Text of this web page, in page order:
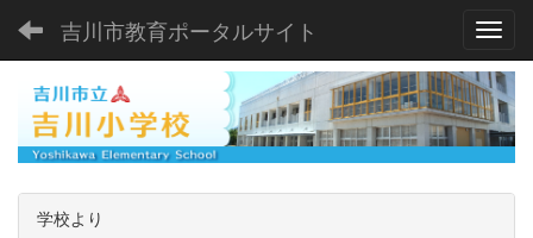
吉川市教育ポータルサイト
学校より